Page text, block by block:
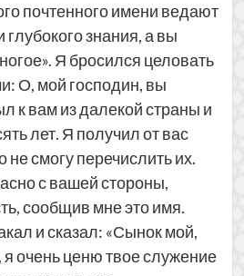
почтенного имени ведают
знания, а вы
Я бросился целовать
О, мой господин, вы
к вам из далекой страны и
лет. Я получил от вас
не смогу перечислить их.
с вашей стороны,
сообщив мне это имя.
и сказал: «Сынок мой,
я очень ценю твое служение